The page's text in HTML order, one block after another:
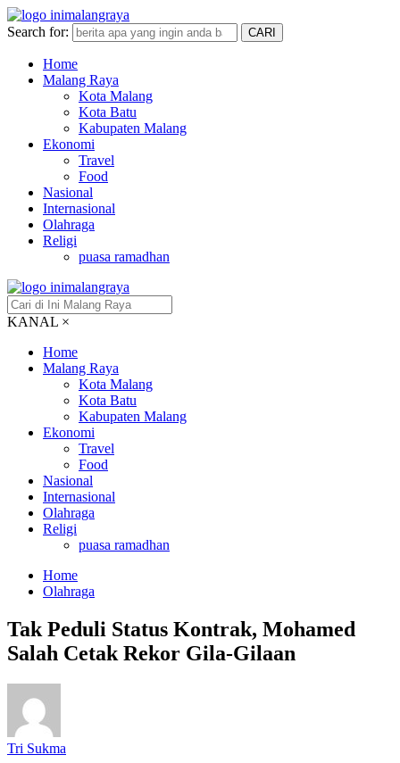
Search for: CARI
Home
Malang Raya
Kota Malang
Kota Batu
Kabupaten Malang
Ekonomi
Travel
Food
Nasional
Internasional
Olahraga
Religi
puasa ramadhan
KANAL ×
Home
Malang Raya
Kota Malang
Kota Batu
Kabupaten Malang
Ekonomi
Travel
Food
Nasional
Internasional
Olahraga
Religi
puasa ramadhan
Home
Olahraga
Tak Peduli Status Kontrak, Mohamed
Salah Cetak Rekor Gila-Gilaan
Tri Sukma